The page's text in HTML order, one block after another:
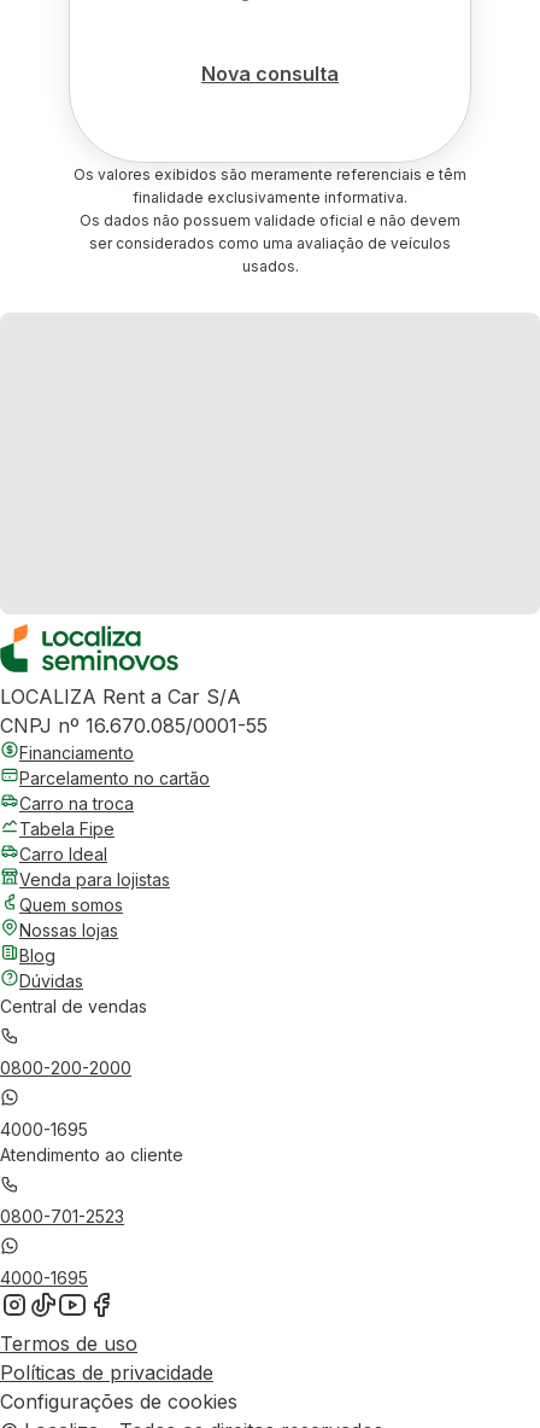
Nova consulta
Os valores exibidos são meramente referenciais e têm
finalidade exclusivamente informativa.
Os dados não possuem validade oficial e não devem
ser considerados como uma avaliação de veículos
usados.
LOCALIZA Rent a Car S/A
CNPJ nº 16.670.085/0001-55
Financiamento
Parcelamento no cartão
Carro na troca
Tabela Fipe
Carro Ideal
Venda para lojistas
Quem somos
Nossas lojas
Blog
Dúvidas
Central de vendas
0800-200-2000
4000-1695
Atendimento ao cliente
0800-701-2523
4000-1695
Termos de uso
Políticas de privacidade
Configurações de cookies